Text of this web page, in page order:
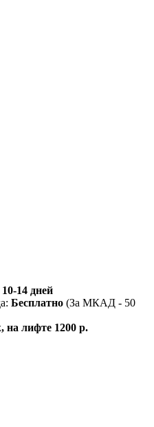
10-14 дней
Бесплатно (За МКАД - 50
на лифте 1200 р.